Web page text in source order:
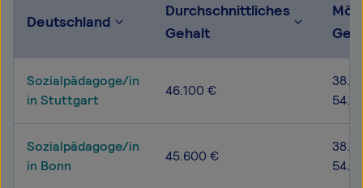
Deutschland
Durchschnittliches
Gehalt
Sozialpädagoge/in
in Stuttgart
46.100 €
Sozialpädagoge/in
in Bonn
45.600 €